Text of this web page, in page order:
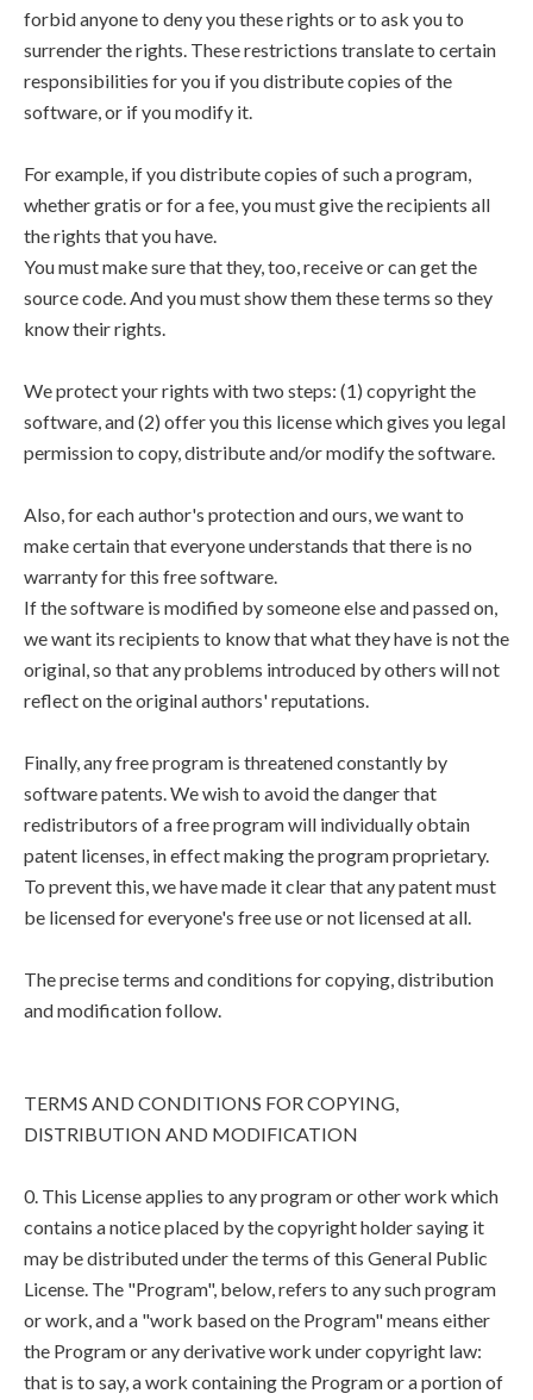
forbid anyone to deny you these rights or to ask you to
surrender the rights. These restrictions translate to certain
responsibilities for you if you distribute copies of the
software, or if you modify it.
For example, if you distribute copies of such a program,
whether gratis or for a fee, you must give the recipients all
the rights that you have.
You must make sure that they, too, receive or can get the
source code. And you must show them these terms so they
know their rights.
We protect your rights with two steps: (1) copyright the
software, and (2) offer you this license which gives you legal
permission to copy, distribute and/or modify the software.
Also, for each author's protection and ours, we want to
make certain that everyone understands that there is no
warranty for this free software.
If the software is modified by someone else and passed on,
we want its recipients to know that what they have is not the
original, so that any problems introduced by others will not
reflect on the original authors' reputations.
Finally, any free program is threatened constantly by
software patents. We wish to avoid the danger that
redistributors of a free program will individually obtain
patent licenses, in effect making the program proprietary.
To prevent this, we have made it clear that any patent must
be licensed for everyone's free use or not licensed at all.
The precise terms and conditions for copying, distribution
and modification follow.
TERMS AND CONDITIONS FOR COPYING,
DISTRIBUTION AND MODIFICATION
0. This License applies to any program or other work which
contains a notice placed by the copyright holder saying it
may be distributed under the terms of this General Public
License. The "Program", below, refers to any such program
or work, and a "work based on the Program" means either
the Program or any derivative work under copyright law:
that is to say, a work containing the Program or a portion of